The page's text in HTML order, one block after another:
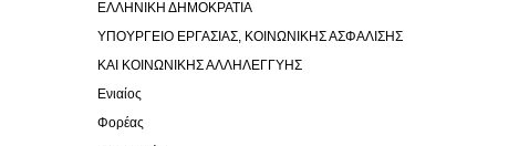
ΕΛΛΗΝΙΚΗ ΔΗΜΟΚΡΑΤΙΑ
ΥΠΟΥΡΓΕΙΟ ΕΡΓΑΣΙΑΣ, ΚΟΙΝΩΝΙΚΗΣ ΑΣΦΑΛΙΣΗΣ
ΚΑΙ ΚΟΙΝΩΝΙΚΗΣ ΑΛΛΗΛΕΓΓΥΗΣ
Ενιαίος
Φορέας